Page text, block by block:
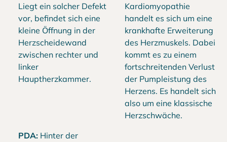
Liegt ein solcher Defekt
vor, befindet sich eine
kleine Öffnung in der
Herzscheidewand
zwischen rechter und
linker
Hauptherzkammer.
Kardiomyopathie
handelt es sich um eine
krankhafte Erweiterung
des Herzmuskels. Dabei
kommt es zu einem
fortschreitenden Verlust
der Pumpleistung des
Herzens. Es handelt sich
also um eine klassische
Herzschwäche.
PDA: Hinter der